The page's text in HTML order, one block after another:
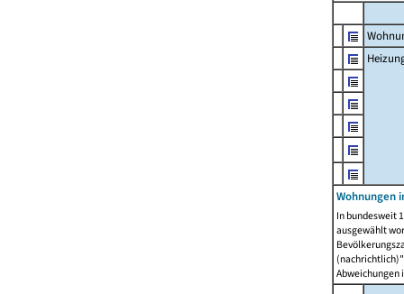
Wohnungen
In bundesweit
ausgewählt
Abweichungen